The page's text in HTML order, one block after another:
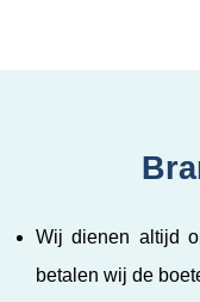
Wij dienen altijd
betalen wij de